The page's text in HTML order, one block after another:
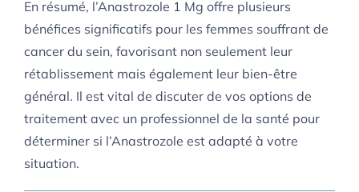
En résumé, l’Anastrozole 1 Mg offre plusieurs
bénéfices significatifs pour les femmes souffrant de
cancer du sein, favorisant non seulement leur
rétablissement mais également leur bien-être
général. Il est vital de discuter de vos options de
traitement avec un professionnel de la santé pour
déterminer si l’Anastrozole est adapté à votre
situation.